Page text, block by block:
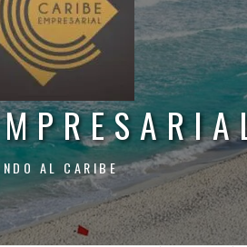
AL CARIBE